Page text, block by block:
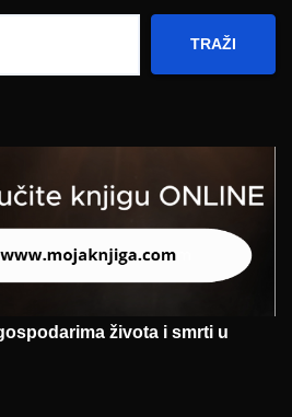
TRAŽI
života i smrti u